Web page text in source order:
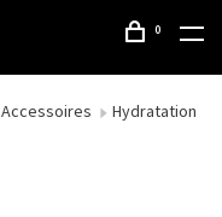
0
Accessoires Hydratation